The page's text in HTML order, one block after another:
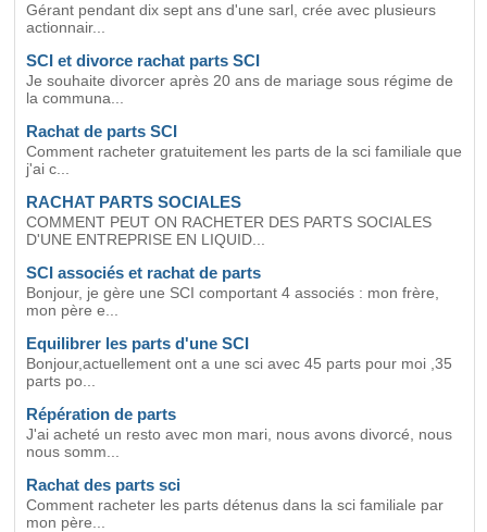
Gérant pendant dix sept ans d'une sarl, crée avec plusieurs
actionnair...
SCI et divorce rachat parts SCI
Je souhaite divorcer après 20 ans de mariage sous régime de
la communa...
Rachat de parts SCI
Comment racheter gratuitement les parts de la sci familiale que
j'ai c...
RACHAT PARTS SOCIALES
COMMENT PEUT ON RACHETER DES PARTS SOCIALES
D'UNE ENTREPRISE EN LIQUID...
SCI associés et rachat de parts
Bonjour, je gère une SCI comportant 4 associés : mon frère,
mon père e...
Equilibrer les parts d'une SCI
Bonjour,actuellement ont a une sci avec 45 parts pour moi ,35
parts po...
Répération de parts
J'ai acheté un resto avec mon mari, nous avons divorcé, nous
nous somm...
Rachat des parts sci
Comment racheter les parts détenus dans la sci familiale par
mon père...